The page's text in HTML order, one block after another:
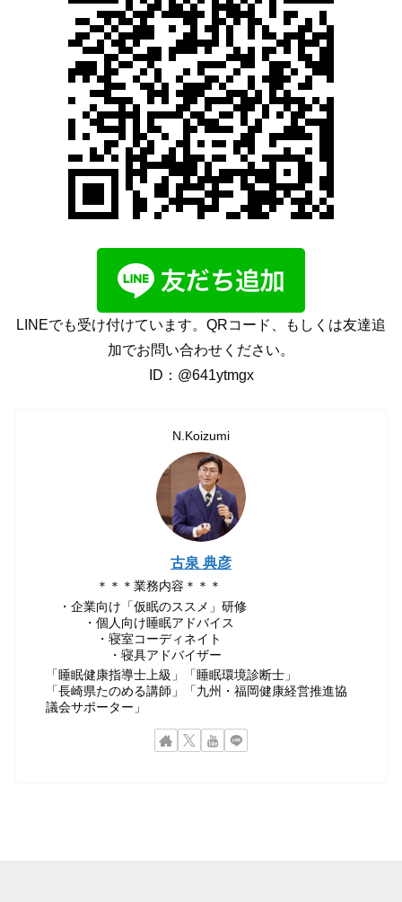
LINEでも受け付けています。QRコード、もしくは友達追
加でお問い合わせください。
ID：@641ytmgx
N.Koizumi
古泉 典彦
＊＊＊業務内容＊＊＊
・企業向け「仮眠のススメ」研修
・個人向け睡眠アドバイス
・寝室コーディネイト
・寝具アドバイザー
「睡眠健康指導士上級」「睡眠環境診断士」
「長崎県たのめる講師」「九州・福岡健康経営推進協
議会サポーター」